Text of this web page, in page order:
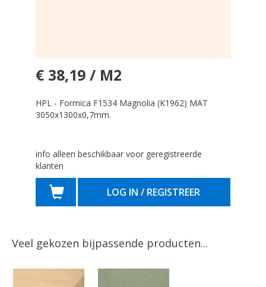
€ 38,19 / M2
HPL - Formica F1534 Magnolia (K1962) MAT
3050x1300x0,7mm.
info alleen beschikbaar voor geregistreerde
klanten
LOG IN / REGISTREER
Veel gekozen bijpassende producten...